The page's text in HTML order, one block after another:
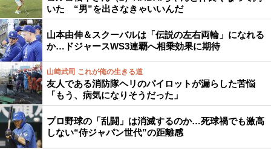
いた “男”を出さなきゃいいんだ
山本由伸＆スクーバルは「伝説の左右両輪」になれる
か…ドジャースWS3連覇へ相乗効果に期待
山﨑武司 これが俺の生きる道
友人である消防隊ヘリのパイロットが漏らした苦悩
「もう、病気になりそうだった」
プロ野球の「乱闘」は消滅するのか…死球禍でも激高
しない“侍ジャパン世代”の距離感